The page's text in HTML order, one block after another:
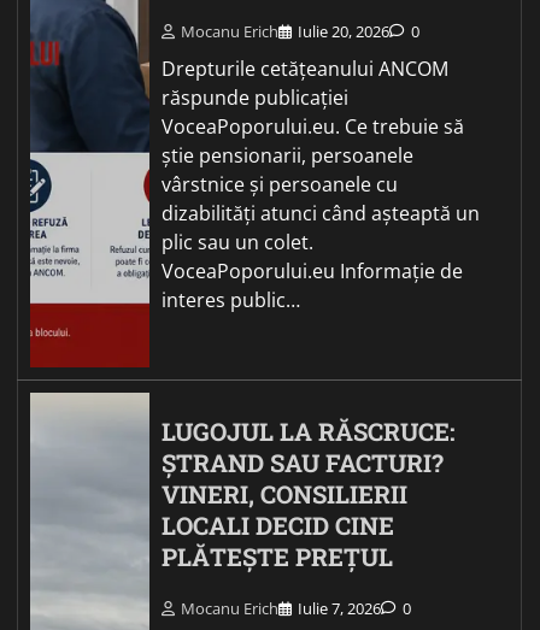
Mocanu Erich Iulie 20, 2026 0
Drepturile cetățeanului ANCOM
răspunde publicației
VoceaPoporului.eu. Ce trebuie să
știe pensionarii, persoanele
vârstnice și persoanele cu
dizabilități atunci când așteaptă un
plic sau un colet.
VoceaPoporului.eu Informație de
interes public…
LUGOJUL LA RĂSCRUCE:
ȘTRAND SAU FACTURI?
VINERI, CONSILIERII
LOCALI DECID CINE
PLĂTEȘTE PREȚUL
Mocanu Erich Iulie 7, 2026 0